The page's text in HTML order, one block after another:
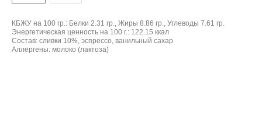
КБЖУ на 100 гр.: Белки 2.31 гр., Жиры 8.86 гр., Углеводы 7.61 гр.
Энергетическая ценность на 100 г.: 122.15 ккал
Состав: сливки 10%, эспрессо, ванильный сахар
Аллергены: молоко (лактоза)